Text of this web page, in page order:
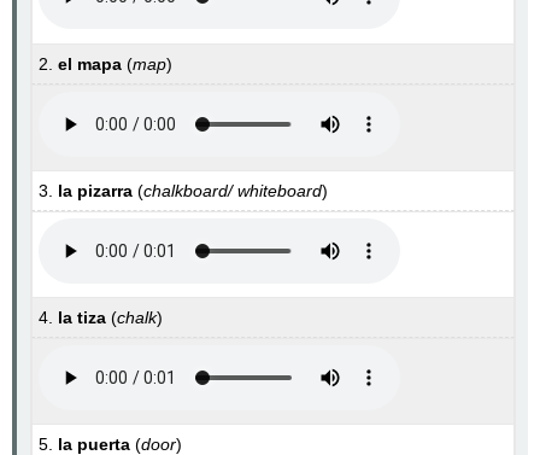
2.el mapa (map)
3. la pizarra (chalkboard/ whiteboard)
4. la tiza (chalk)
5. la puerta (door)